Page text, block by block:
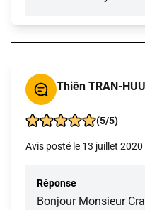
Thiên TRAN-HUU
(5/5)
Avis posté le 13 juillet 2020
Réponse
Bonjour Monsieur